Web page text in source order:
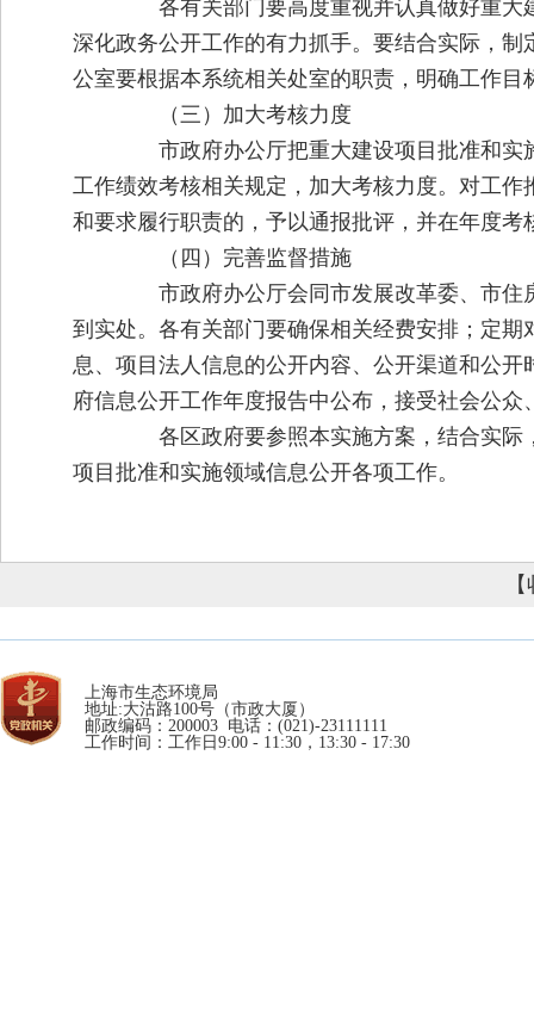
各有关部门要高度重视并认真做好重大
深化政务公开工作的有力抓手。要结合实际，
公室要根据本系统相关处室的职责，明确工作
（三）加大考核力度
市政府办公厅把重大建设项目批准和实
工作绩效考核相关规定，加大考核力度。对工
和要求履行职责的，予以通报批评，并在年度考
（四）完善监督措施
市政府办公厅会同市发展改革委、市住
到实处。各有关部门要确保相关经费安排；定
息、项目法人信息的公开内容、公开渠道和公
府信息公开工作年度报告中公布，接受社会公众
各区政府要参照本实施方案，结合实际
项目批准和实施领域信息公开各项工作。
上海市生态环境局
地址:大沽路100号（市政大厦）
邮政编码：200003 电话：(021)-23111111
工作时间：工作日9:00 - 11:30，13:30 - 17:30